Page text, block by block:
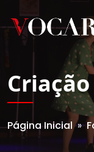
Página Inicial»